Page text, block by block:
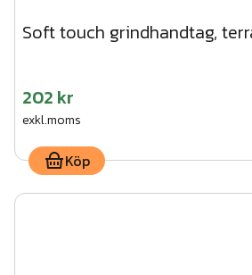
Soft touch grindhandtag,
202 kr
exkl.moms
Köp